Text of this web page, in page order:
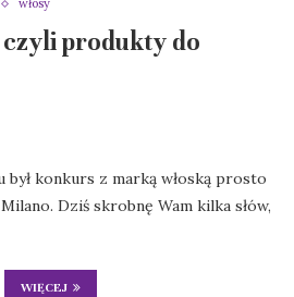
włosy
czyli produkty do
był konkurs z marką włoską prosto
Dziś skrobnę Wam kilka słów,
WIĘCEJ